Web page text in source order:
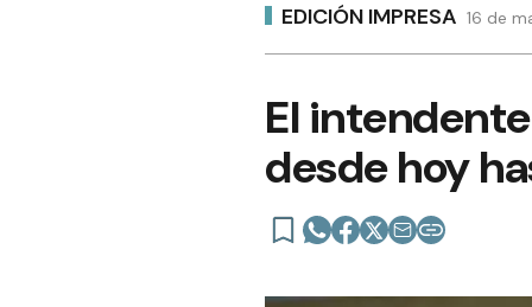
EDICIÓN IMPRESA 16 de
El
desde hoy